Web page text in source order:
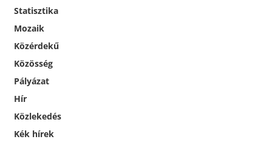
Statisztika
Mozaik
Közérdekű
Közösség
Pályázat
Hír
Közlekedés
Kék hírek